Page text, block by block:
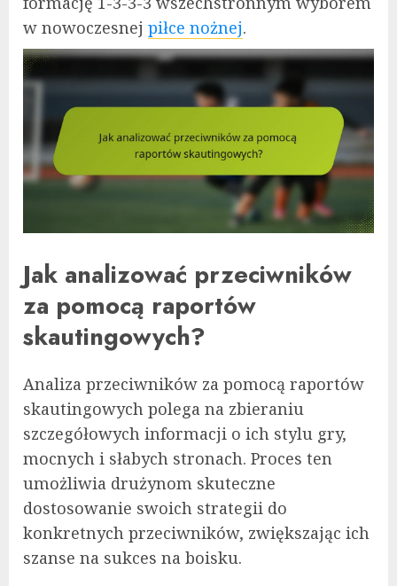
w nowoczesnej piłce nożnej.
Jak analizować przeciwników
za pomocą raportów
skautingowych?
Analiza przeciwników za pomocą raportów
skautingowych polega na zbieraniu
szczegółowych informacji o ich stylu gry,
mocnych i słabych stronach. Proces ten
umożliwia drużynom skuteczne
dostosowanie swoich strategii do
konkretnych przeciwników, zwiększając ich
szanse na sukces na boisku.